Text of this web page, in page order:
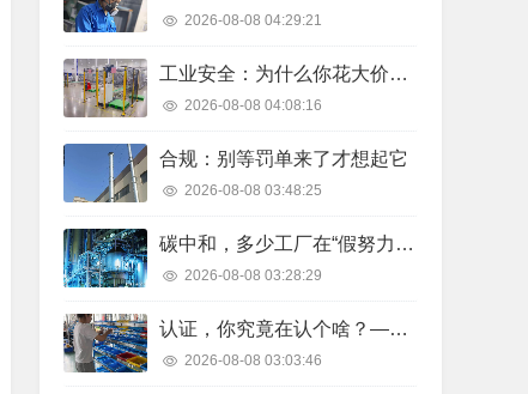
2026-08-08 04:29:21
工业安全：为什么你花大价钱买的安全系统，现场却锁在柜子里吃灰？
2026-08-08 04:08:16
合规：别等罚单来了才想起它
2026-08-08 03:48:25
碳中和，多少工厂在“假努力”？
2026-08-08 03:28:29
认证，你究竟在认个啥？——一个机械工程师的切肤之痛
2026-08-08 03:03:46